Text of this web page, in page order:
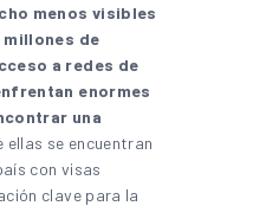
menos visibles
de
a redes de
enormes
una
ellas se encuentran
con visas
clave para la